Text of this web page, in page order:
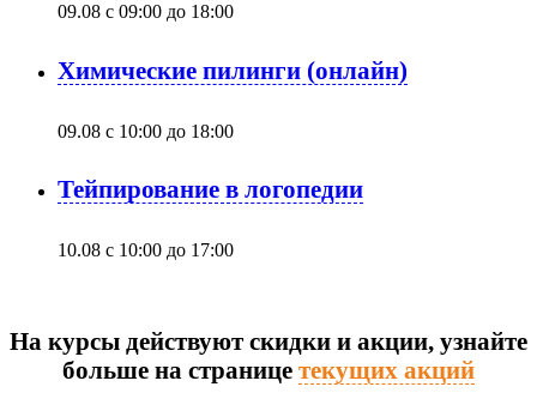
09.08 с 09:00 до 18:00
Химические пилинги (онлайн)
09.08 с 10:00 до 18:00
Тейпирование в логопедии
10.08 с 10:00 до 17:00
На курсы действуют скидки и акции, узнайте
больше на странице текущих акций